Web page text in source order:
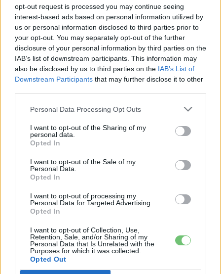
opt-out request is processed you may continue seeing
interest-based ads based on personal information utilized by
us or personal information disclosed to third parties prior to
your opt-out. You may separately opt-out of the further
disclosure of your personal information by third parties on the
IAB’s list of downstream participants. This information may
also be disclosed by us to third parties on the IAB’s List of
Downstream Participants that may further disclose it to other
Personal Data Processing Opt Outs
I want to opt-out of the Sharing of my
personal data.
Opted In
I want to opt-out of the Sale of my
Personal Data.
Opted In
I want to opt-out of processing my
Personal Data for Targeted Advertising.
Opted In
I want to opt-out of Collection, Use,
Retention, Sale, and/or Sharing of my
Personal Data that Is Unrelated with the
Purposes for which it was collected.
Opted Out
e-cars.hu
foglalkoztatnak a legújabb fejlesztések az elektromosság és a
KAPCSOLÓDÓ CIKKEK TÖBB A SZERZŐTŐL
Elektromos
Kína szigorú határt szabott: legfeljebb
5% lehet a hiba az elektromos autók
Elektromos
A Leapmotor átlépte a 100 ezres
álomhatárt, és lekörözte a Changant